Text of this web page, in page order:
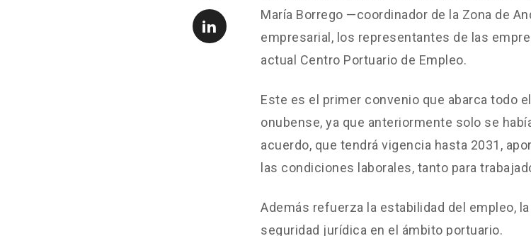
María Borrego —coordinador de la Zona de
empresarial, los representantes de las
actual Centro Portuario de Empleo.
Este es el primer convenio que abarca todo
onubense, ya que anteriormente solo se
acuerdo, que tendrá vigencia hasta 2031,
las condiciones laborales, tanto para
Además refuerza la estabilidad del empleo,
seguridad jurídica en el ámbito portuario.